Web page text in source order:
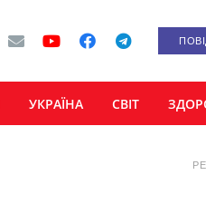
УКРАЇНА СВІТ